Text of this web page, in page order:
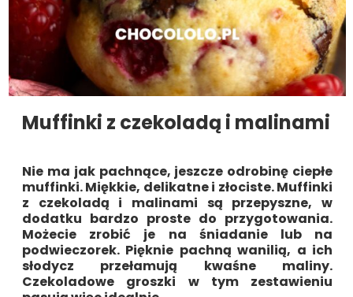
Muffinki z czekoladą i malinami
Nie ma jak pachnące, jeszcze odrobinę ciepłe
muffinki. Miękkie, delikatne i złociste.Muffinki
z czekoladą i malinami są przepyszne, w
dodatku bardzo proste do przygotowania.
Możecie zrobić je na śniadanie lub na
podwieczorek. Pięknie pachną wanilią, a ich
słodycz przełamują kwaśne maliny.
Czekoladowe groszki w tym zestawieniu